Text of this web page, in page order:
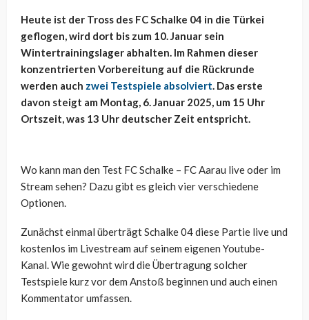
Heute ist der Tross des FC Schalke 04 in die Türkei
geflogen, wird dort bis zum 10. Januar sein
Wintertrainingslager abhalten. Im Rahmen dieser
konzentrierten Vorbereitung auf die Rückrunde
werden auch zwei Testspiele absolviert. Das erste
davon steigt am Montag, 6. Januar 2025, um 15 Uhr
Ortszeit, was 13 Uhr deutscher Zeit entspricht.
Wo kann man den Test FC Schalke – FC Aarau live oder im
Stream sehen? Dazu gibt es gleich vier verschiedene
Optionen.
Zunächst einmal überträgt Schalke 04 diese Partie live und
kostenlos im Livestream auf seinem eigenen Youtube-
Kanal. Wie gewohnt wird die Übertragung solcher
Testspiele kurz vor dem Anstoß beginnen und auch einen
Kommentator umfassen.